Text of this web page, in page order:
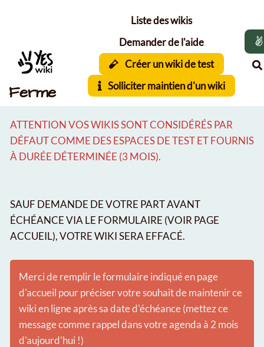
Ferme
Liste des wikis
Demander de l'aide
Créer un wiki de test
Solliciter maintien d'un wiki
ATTENTION VOS WIKIS SONT CONSIDÉRÉS PAR
DÉFAUT COMME DES ESPACES DE TEST ET FOURNIS
À DURÉE DÉTERMINÉE (3 MOIS).
SAUF DEMANDE DE VOTRE PART AVANT
ÉCHÉANCE VIA LE FORMULAIRE (VOIR PAGE
ACCUEIL), VOTRE WIKI SERA EFFACÉ.
Merci de remplir le formulaire indiqué en page
d'accueil pour préciser votre souhait de maintenir ce
wiki en ligne après sa date d'échéance (mettez ce
message comme rappel dans votre agenda à 2 mois
d'aujourd'hui !)